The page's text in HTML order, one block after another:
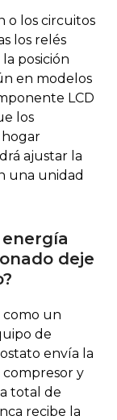
o los circuitos
los relés
posición
en modelos
LCD
los
hogar
ajustar la
una unidad
deje
como un
de
envía la
compresor y
total de
recibe la